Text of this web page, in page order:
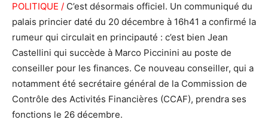
POLITIQUE / C’est désormais officiel. Un communiqué du
palais princier daté du 20 décembre à 16h41 a confirmé la
rumeur qui circulait en principauté : c’est bien Jean
Castellini qui succède à Marco Piccinini au poste de
conseiller pour les finances. Ce nouveau conseiller, qui a
notamment été secrétaire général de la Commission de
Contrôle des Activités Financières (CCAF), prendra ses
fonctions le 26 décembre.